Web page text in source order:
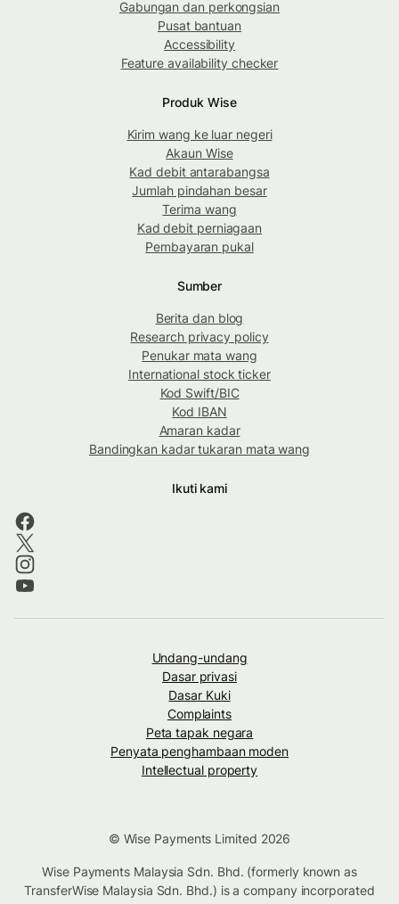
Gabungan dan perkongsian
Pusat bantuan
Accessibility
Feature availability checker
Produk Wise
Kirim wang ke luar negeri
Akaun Wise
Kad debit antarabangsa
Jumlah pindahan besar
Terima wang
Kad debit perniagaan
Pembayaran pukal
Sumber
Berita dan blog
Research privacy policy
Penukar mata wang
International stock ticker
Kod Swift/BIC
Kod IBAN
Amaran kadar
Bandingkan kadar tukaran mata wang
Ikuti kami
Undang-undang
Dasar privasi
Dasar Kuki
Complaints
Peta tapak negara
Penyata penghambaan moden
Intellectual property
© Wise Payments Limited 2026
Wise Payments Malaysia Sdn. Bhd. (formerly known as
TransferWise Malaysia Sdn. Bhd.) is a company incorporated